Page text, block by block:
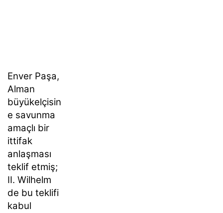
Enver Paşa,
Alman
büyükelçisin
e savunma
amaçlı bir
ittifak
anlaşması
teklif etmiş;
II. Wilhelm
de bu teklifi
kabul